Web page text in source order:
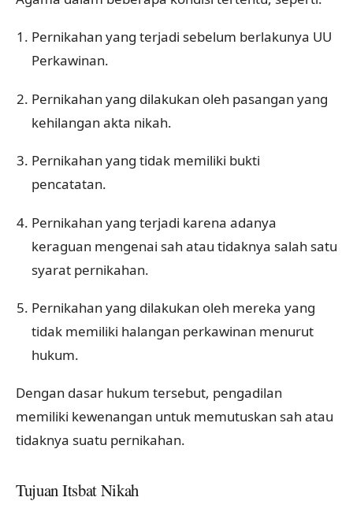
Pernikahan yang terjadi sebelum berlakunya UU
Perkawinan.
Pernikahan yang dilakukan oleh pasangan yang
kehilangan akta nikah.
Pernikahan yang tidak memiliki bukti
pencatatan.
Pernikahan yang terjadi karena adanya
keraguan mengenai sah atau tidaknya salah satu
syarat pernikahan.
Pernikahan yang dilakukan oleh mereka yang
tidak memiliki halangan perkawinan menurut
hukum.
Dengan dasar hukum tersebut, pengadilan
memiliki kewenangan untuk memutuskan sah atau
tidaknya suatu pernikahan.
Tujuan Itsbat Nikah